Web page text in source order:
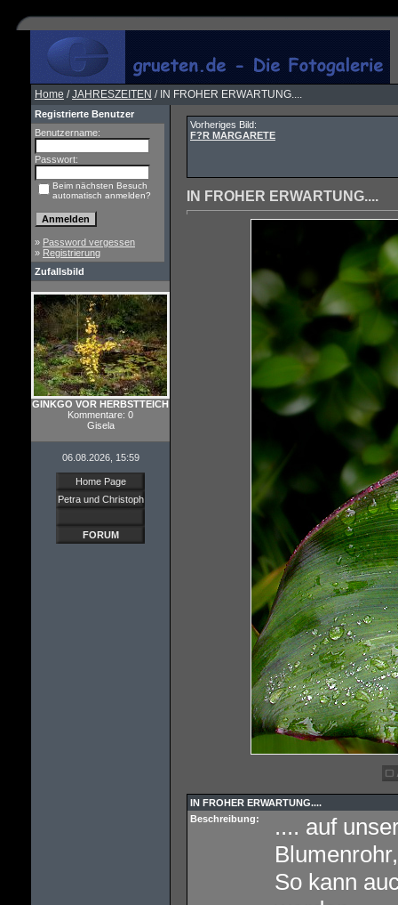
Home /JAHRESZEITEN / IN FROHER ERWARTUNG....
Registrierte Benutzer
Benutzername:
Passwort:
Beim nächsten Besuch
automatisch anmelden?
» Password vergessen
» Registrierung
Zufallsbild
GINKGO VOR HERBSTTEICH
Kommentare: 0
Gisela
06.08.2026, 15:59
Home Page
Petra und Christoph
FORUM
Vorheriges Bild:
F?R MARGARETE
IN FROHER ERWARTUNG....
IN FROHER ERWARTUNG....
Beschreibung:
.... auf
So kann